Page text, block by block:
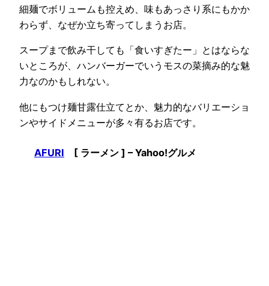
細麺でボリュームも控えめ、味もあっさり系にもかか
わらず、なぜか立ち寄ってしまうお店。
スープまで飲み干しても「食いすぎたー」とはならな
いところが、ハンバーガーでいうモスの菜摘み的な魅
力なのかもしれない。
他にもつけ麺甘露仕立てとか、魅力的なバリエーショ
ンやサイドメニューが多々有るお店です。
AFURI [ ラーメン ] – Yahoo!グルメ